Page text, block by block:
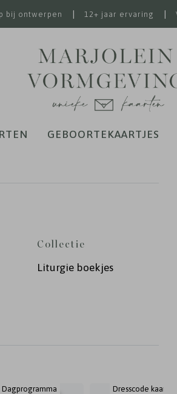
bij ontwerpen 12+ jaar ervaring
GEBOORTEKAARTJES
Collectie
Liturgie boekjes
Dagprogramma Dresscode kaartje